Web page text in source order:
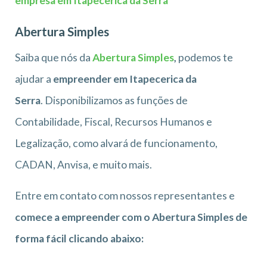
Abertura Simples
Saiba que nós daAbertura Simples, podemos te
ajudar a empreender em Itapecerica da
Serra. Disponibilizamos as funções de
Contabilidade, Fiscal, Recursos Humanos e
Legalização, como alvará de funcionamento,
CADAN, Anvisa, e muito mais.
Entre em contato com nossos representantes e
comece a empreender com o Abertura Simples de
forma fácil clicando abaixo: